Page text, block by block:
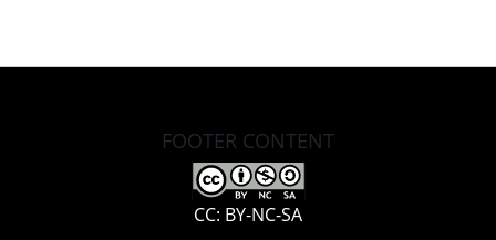
FOOTER CONTENT
CC: BY-NC-SA